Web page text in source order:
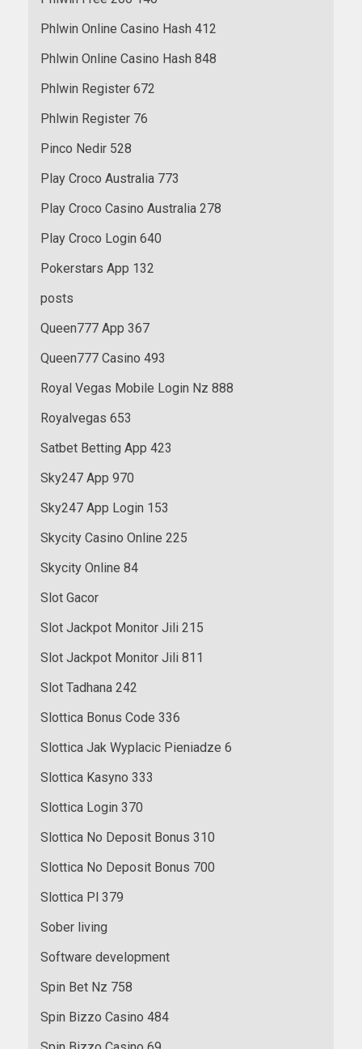
Phlwin Online Casino Hash 412
Phlwin Online Casino Hash 848
Phlwin Register 672
Phlwin Register 76
Pinco Nedir 528
Play Croco Australia 773
Play Croco Casino Australia 278
Play Croco Login 640
Pokerstars App 132
posts
Queen777 App 367
Queen777 Casino 493
Royal Vegas Mobile Login Nz 888
Royalvegas 653
Satbet Betting App 423
Sky247 App 970
Sky247 App Login 153
Skycity Casino Online 225
Skycity Online 84
Slot Gacor
Slot Jackpot Monitor Jili 215
Slot Jackpot Monitor Jili 811
Slot Tadhana 242
Slottica Bonus Code 336
Slottica Jak Wyplacic Pieniadze 6
Slottica Kasyno 333
Slottica Login 370
Slottica No Deposit Bonus 310
Slottica No Deposit Bonus 700
Slottica Pl 379
Sober living
Software development
Spin Bet Nz 758
Spin Bizzo Casino 484